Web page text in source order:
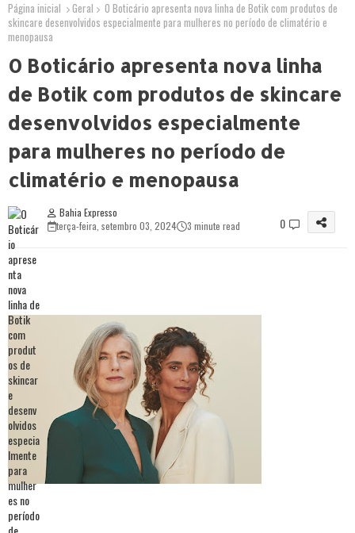
Página inicial Geral
O Boticário apresenta nova linha de Botik com produtos de
skincare desenvolvidos especialmente para mulheres no período de climatério e
menopausa
O Boticário apresenta nova linha
de Botik com produtos de skincare
desenvolvidos especialmente
para mulheres no período de
climatério e menopausa
Bahia Expresso
terça-feira, setembro 03, 2024
3 minute read 0